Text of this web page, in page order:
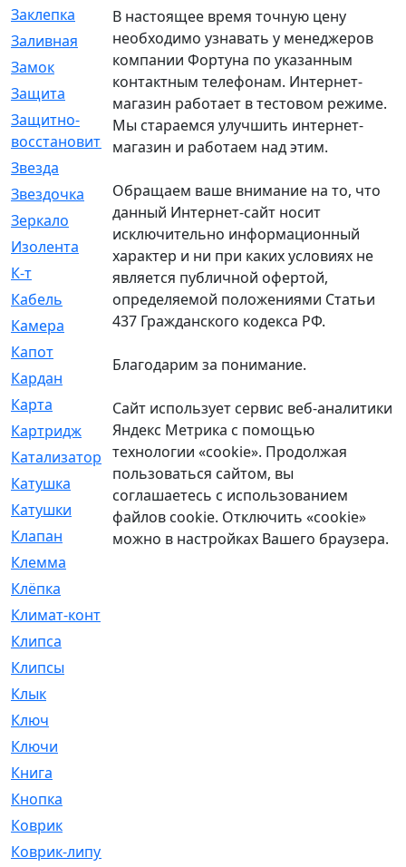
Заклепка
[1]
Заливная
[4]
Замок
[12]
Защита
[79]
Защитно-
восстановительный
[4]
Звезда
Звездочка
[5]
Зеркало
[369]
Изолента
К-т
[13]
Кабель
[50]
Камера
[4]
Капот
Кардан
[131]
Карта
[2]
Картридж
[250]
Катализатор
[1]
Катушка
[2]
Катушки
[291]
Клапан
[375]
Клемма
Клёпка
Климат-контроль
Клипса
Клипсы
Клык
Ключ
Ключи
Книга
Кнопка
Коврик
Коврик-липучка
В настоящее время точную цену
необходимо узнавать у менеджеров
компании Фортуна по указанным
контактным телефонам. Интернет-
магазин работает в тестовом режиме.
Мы стараемся улучшить интернет-
магазин и работаем над этим.
Обращаем ваше внимание на то, что
данный Интернет-сайт носит
исключительно информационный
характер и ни при каких условиях не
является публичной офертой,
определяемой положениями Статьи
437 Гражданского кодекса РФ.
Благодарим за понимание.
Сайт использует сервис веб-аналитики
Яндекс Метрика с помощью
технологии «cookie». Продолжая
пользоваться сайтом, вы
соглашаетесь с использованием
файлов cookie. Отключить «cookie»
можно в настройках Вашего браузера.